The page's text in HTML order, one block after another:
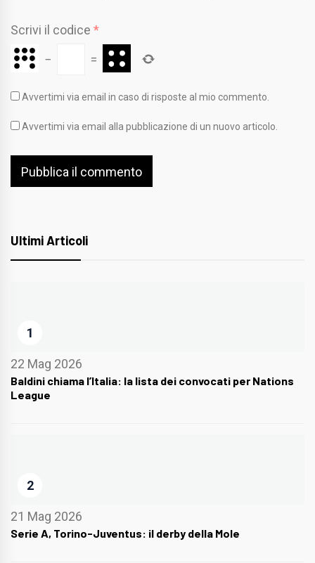
Scrivi il codice *
−
=
Avvertimi via email in caso di risposte al mio commento.
Avvertimi via email alla pubblicazione di un nuovo articolo.
Ultimi Articoli
1
22 Mag 2026
Baldini chiama l’Italia: la lista dei convocati per Nations
League
2
21 Mag 2026
Serie A, Torino-Juventus: il derby della Mole